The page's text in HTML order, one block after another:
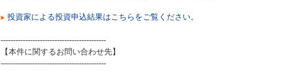
投資家による投資申込結果はこちらをご覧ください。
-------------------------------------------
【本件に関するお問い合わせ先】
-------------------------------------------